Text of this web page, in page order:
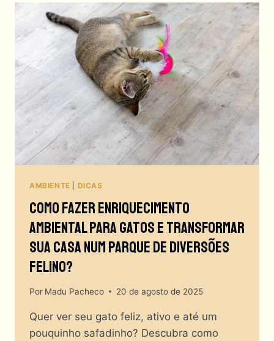
AMBIENTE DICAS
Como Fazer Enriquecimento
Ambiental Para Gatos E Transformar
Sua Casa Num Parque De Diversões
Felino?
Por Madu Pacheco 20 de agosto de 2025
Quer ver seu gato feliz, ativo e até um
pouquinho safadinho? Descubra como